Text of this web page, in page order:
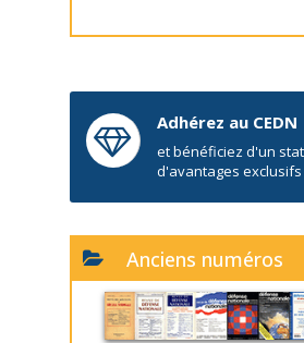
Adhérez au CEDN
et bénéficiez d'un
d'avantages exclusifs
Anciens numéros